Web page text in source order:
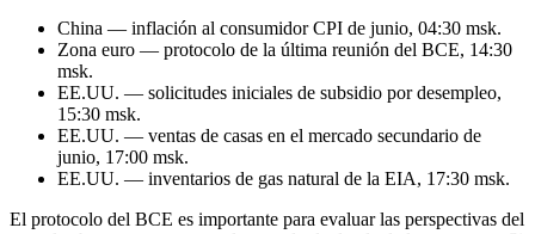
China — inflación al consumidor CPI de junio, 04:30 msk.
Zona euro — protocolo de la última reunión del BCE, 14:30
msk.
EE.UU. — solicitudes iniciales de subsidio por desempleo,
15:30 msk.
EE.UU. — ventas de casas en el mercado secundario de
junio, 17:00 msk.
EE.UU. — inventarios de gas natural de la EIA, 17:30 msk.
El protocolo del BCE es importante para evaluar las perspectivas del